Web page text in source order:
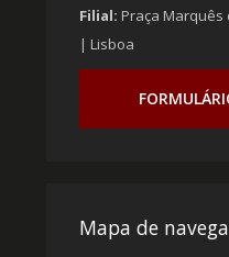
Filial: Praça Marquês
| Lisboa
Mapa de